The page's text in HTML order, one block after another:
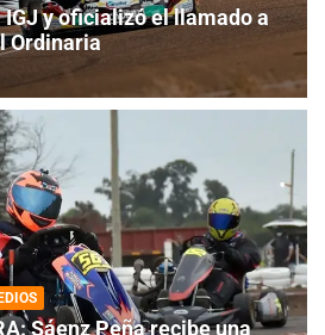
y oficializó el llamado a
Ordinaria
Sáenz Peña recibe una